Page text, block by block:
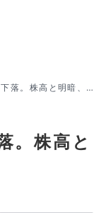
落。株高と明暗、
。株高と